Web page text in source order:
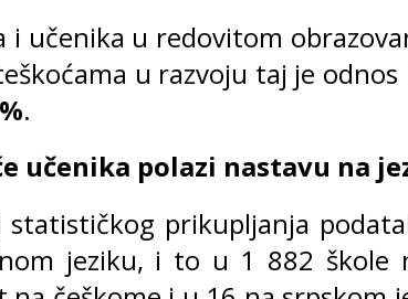
i učenika u redovitom
u razvoju taj je
.
učenika polazi nastavu na
prikupljanja
jeziku, i to u 1 882